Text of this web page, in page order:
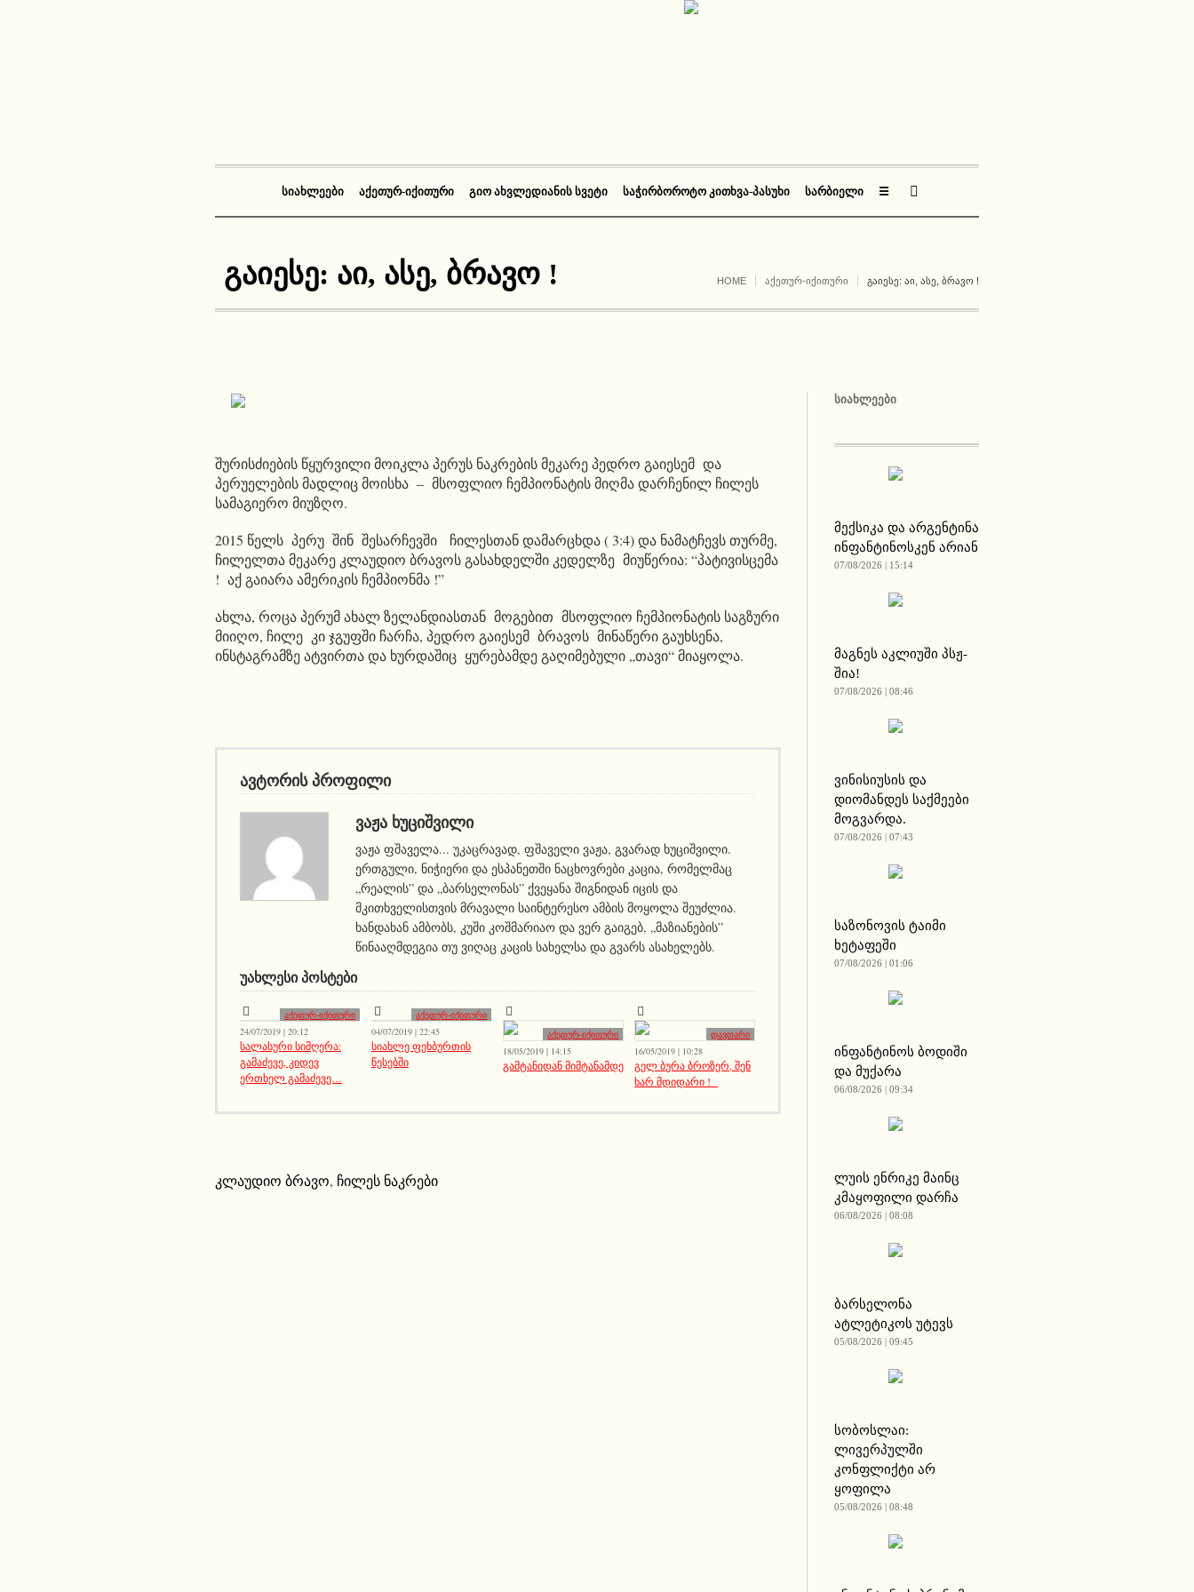
ᲡᲘᲐᲮᲚᲔᲔᲑᲘ ᲐᲥᲔᲗᲣᲠ-ᲘᲥᲘᲗᲣᲠᲘ ᲒᲘᲝ ᲐᲮᲕᲚᲔᲓᲘᲐᲜᲘᲡ ᲡᲕᲔᲢᲘ ᲡᲐᲭᲘᲠᲑᲝᲠᲝᲢᲝ ᲙᲘᲗᲮᲕᲐ-ᲞᲐᲡᲣᲮᲘ ᲡᲐᲠᲑᲘᲔᲚᲘ ☰
გაიესე: აი, ასე, ბრავო ! HOME ᲐᲥᲔᲗᲣᲠ-ᲘᲥᲘᲗᲣᲠᲘ ᲒᲐᲘᲔᲡᲔ: ᲐᲘ, ᲐᲡᲔ, ᲑᲠᲐᲕᲝ !
შურისძიების წყურვილი მოიკლა პერუს ნაკრების მეკარე პედრო გაიესემ და
პერუელების მადლიც მოისხა – მსოფლიო ჩემპიონატის მიღმა დარჩენილ ჩილეს
სამაგიერო მიუზღო.
2015 წელს პერუ შინ შესარჩევში ჩილესთან დამარცხდა ( 3:4) და ნამატჩევს თურმე,
ჩილელთა მეკარე კლაუდიო ბრავოს გასახდელში კედელზე მიუწერია: “პატივისცემა
! აქ გაიარა ამერიკის ჩემპიონმა !”
ახლა, როცა პერუმ ახალ ზელანდიასთან მოგებით მსოფლიო ჩემპიონატის საგზური
მიიღო, ჩილე კი ჯგუფში ჩარჩა, პედრო გაიესემ ბრავოს მინაწერი გაუხსენა,
ინსტაგრამზე ატვირთა და ხურდაშიც ყურებამდე გაღიმებული „თავი“ მიაყოლა.
ავტორის პროფილი
ᲕᲐᲟᲐ ᲮᲣᲪᲘᲨᲕᲘᲚᲘ
ვაჟა ფშაველა... უკაცრავად, ფშაველი ვაჟა, გვარად ხუციშვილი.
ერთგული, ნიჭიერი და ესპანეთში ნაცხოვრები კაცია, რომელმაც
„რეალის” და „ბარსელონას” ქვეყანა შიგნიდან იცის და
მკითხველისთვის მრავალი საინტერესო ამბის მოყოლა შეუძლია.
ხანდახან ამბობს, კუში კოშმარიაო და ვერ გაიგებ, „მაზიანების”
წინააღმდეგია თუ ვიღაც კაცის სახელსა და გვარს ასახელებს.
ᲣᲐᲮᲚᲔᲡᲘ ᲞᲝᲡᲢᲔᲑᲘ
აქეთურ-იქითური
24/07/2019 | 20:12
სალასური სიმღერა:
გამაძევე, კიდევ
ერთხელ გამაძევე…
აქეთურ-იქითური
04/07/2019 | 22:45
სიახლე ფეხბურთის
წესებში
აქეთურ-იქითური
18/05/2019 | 14:15
გამტანიდან მიმტანამდე
დავთარი
16/05/2019 | 10:28
გელ ბურა ბროზერ, შენ
ხარ მდიდარი !
კლაუდიო ბრავო, ჩილეს ნაკრები
ᲡᲘᲐᲮᲚᲔᲔᲑᲘ
მექსიკა და არგენტინა
ინფანტინოსკენ არიან
07/08/2026 | 15:14
მაგნეს აკლიუში პსჟ-
შია!
07/08/2026 | 08:46
ვინისიუსის და
დიომანდეს საქმეები
მოგვარდა.
07/08/2026 | 07:43
საზონოვის ტაიმი
ხეტაფეში
07/08/2026 | 01:06
ინფანტინოს ბოდიში
და მუქარა
06/08/2026 | 09:34
ლუის ენრიკე მაინც
კმაყოფილი დარჩა
06/08/2026 | 08:08
ბარსელონა
ატლეტიკოს უტევს
05/08/2026 | 09:45
სობოსლაი:
ლივერპულში
კონფლიქტი არ
ყოფილა
05/08/2026 | 08:48